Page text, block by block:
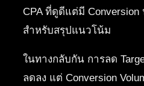
CPA ที่ดูดีแต่มี
สำหรับสรุปแนวโน้ม
ในทางกลับกัน การลด
ลดลง แต่ Conversion